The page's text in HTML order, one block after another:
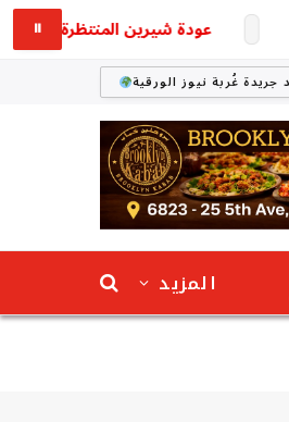
عودة شيرين المنتظرة تخطف ⏸
جريدة غُربة نيوز الورقية
المزيد